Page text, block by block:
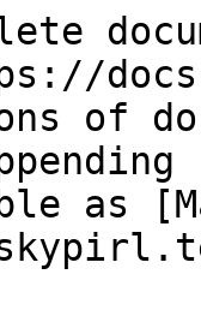
of
as